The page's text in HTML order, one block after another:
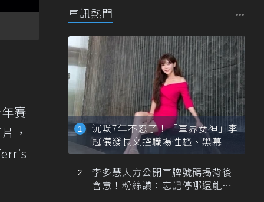
賽
，
車訊熱門
沉默7年不忍了！「車界女神」李
冠儀發長文控職場性騷、黑幕
李多慧大方公開車牌號碼揭背後
含意！粉絲讚：忘記停哪還能幫